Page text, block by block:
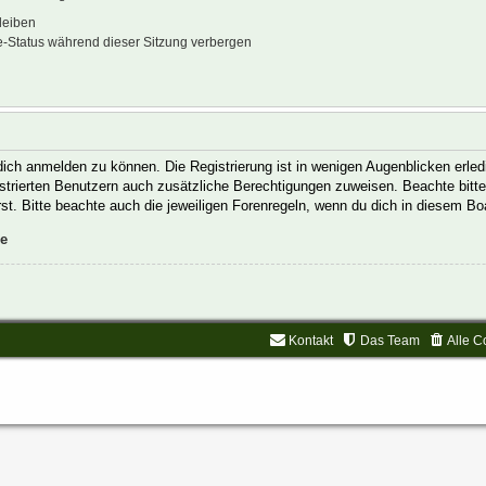
Status während dieser Sitzung verbergen
anmelden zu können. Die Registrierung ist in wenigen Augenblicken
Benutzern auch zusätzliche Berechtigungen zuweisen. Beachte
Bitte beachte auch die jeweiligen Forenregeln, wenn du dich in diesem
Alle
Das Team
Kontakt